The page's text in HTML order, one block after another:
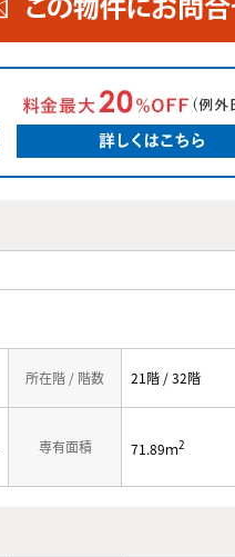
所在階 / 階数 21階 / 32階
専有面積 71.89ｍ2